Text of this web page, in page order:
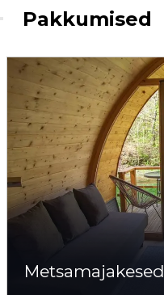
Pakkumised
Metsamajakesed